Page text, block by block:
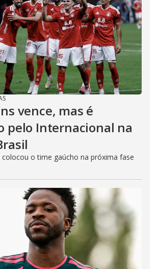
vence, mas é
pelo Internacional na
colocou o time gaúcho na próxima fase